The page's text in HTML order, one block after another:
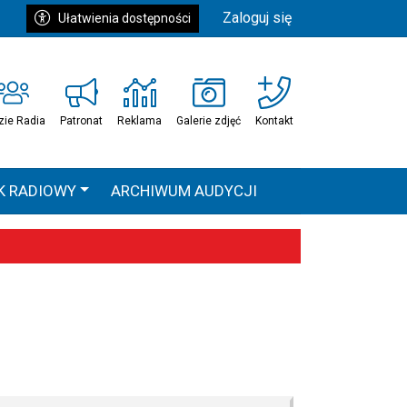
Ułatwienia dostępności Zaloguj się
Radia Patronat Reklama Galerie zdjęć Kontakt
RADIOWY ARCHIWUM AUDYCJI
HEAVEN TOUR